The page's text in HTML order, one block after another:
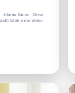
- Informationen Diese
ist eine der vielen